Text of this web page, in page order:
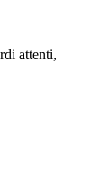
attenti,